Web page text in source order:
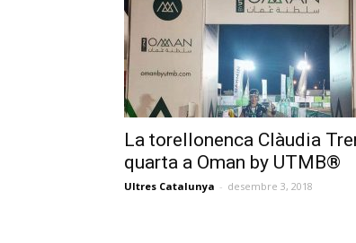
La torellonenca Clàudia
quarta a Oman by UTMB®
Ultres Catalunya - desembre 3, 2018